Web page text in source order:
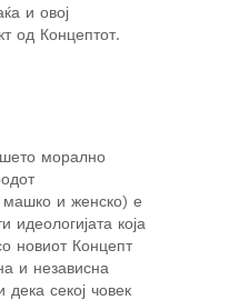
и овој
од Концептот.
морално
машко и женско) е
идеологијата која
новиот Концепт
и независна
дека секој човек